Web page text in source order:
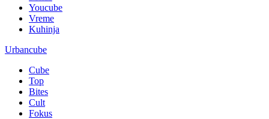
Youcube
Vreme
Kuhinja
Urbancube
Cube
Top
Bites
Cult
Fokus